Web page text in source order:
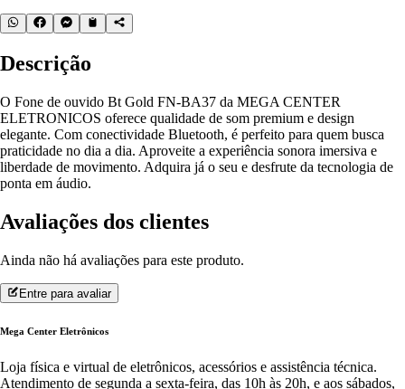
Descrição
O Fone de ouvido Bt Gold FN-BA37 da MEGA CENTER
ELETRONICOS oferece qualidade de som premium e design
elegante. Com conectividade Bluetooth, é perfeito para quem busca
praticidade no dia a dia. Aproveite a experiência sonora imersiva e
liberdade de movimento. Adquira já o seu e desfrute da tecnologia de
ponta em áudio.
Avaliações dos clientes
Ainda não há avaliações para este produto.
Entre para avaliar
Mega Center Eletrônicos
Loja física e virtual de eletrônicos, acessórios e assistência técnica.
Atendimento de segunda a sexta-feira, das 10h às 20h, e aos sábados,